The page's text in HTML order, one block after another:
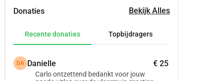
Donaties Bekijk Alles
Recente donaties Topbijdragers
DA Danielle € 25
Carlo ontzettend bedankt voor jouw